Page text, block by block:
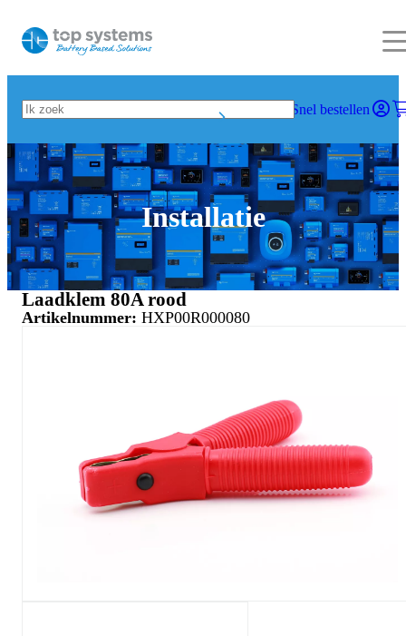
Snel bestellen
Installatie
Laadklem 80A rood
Artikelnummer: HXP00R000080